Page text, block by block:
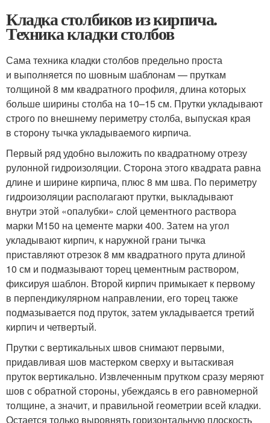
Кладка столбиков из кирпича.
Техника кладки столбов
Сама техника кладки столбов предельно проста
и выполняется по шовным шаблонам — пруткам
толщиной 8 мм квадратного профиля, длина которых
больше ширины столба на 10–15 см. Прутки укладывают
строго по внешнему периметру столба, выпуская края
в сторону тычка укладываемого кирпича.
Первый ряд удобно выложить по квадратному отрезу
рулонной гидроизоляции. Сторона этого квадрата равна
длине и ширине кирпича, плюс 8 мм шва. По периметру
гидроизоляции располагают прутки, выкладывают
внутри этой «опалубки» слой цементного раствора
марки М150 на цементе марки 400. Затем на угол
укладывают кирпич, к наружной грани тычка
приставляют отрезок 8 мм квадратного прута длиной
10 см и подмазывают торец цементным раствором,
фиксируя шаблон. Второй кирпич примыкает к первому
в перпендикулярном направлении, его торец также
подмазывается под пруток, затем укладывается третий
кирпич и четвертый.
Прутки с вертикальных швов снимают первыми,
придавливая шов мастерком сверху и вытаскивая
пруток вертикально. Извлеченным прутком сразу меряют
шов с обратной стороны, убеждаясь в его равномерной
толщине, а значит, и правильной геометрии всей кладки.
Остается только выровнять горизонтальную плоскость